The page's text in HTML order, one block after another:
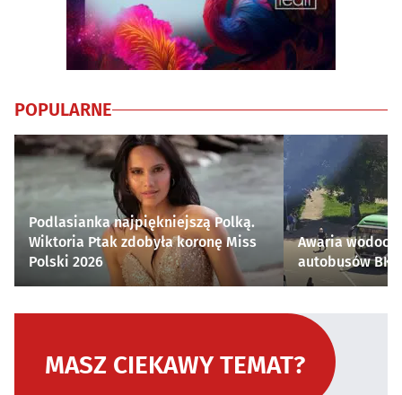
POPULARNE
Podlasianka najpiękniejszą Polką.
Wiktoria Ptak zdobyła koronę Miss
Polski 2026
Awaria
autobusów
MASZ CIEKAWY TEMAT?